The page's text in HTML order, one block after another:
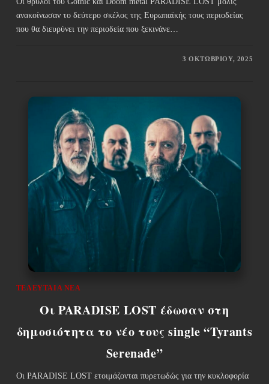
ανακοίνωσαν το δεύτερο σκέλος της Ευρωπαϊκής τους περιοδείας
που θα διευρύνει την περιοδεία που ξεκινάνε…
3 ΟΚΤΩΒΡΊΟΥ, 2025
ΤΕΛΕΥΤΑΊΑ ΝΈΑ
Οι PARADISE LOST έδωσαν στη
δημοσιότητα το νέο τους single “Tyrants
Serenade”
Οι PARADISE LOST ετοιμάζονται πυρετωδώς για την κυκλοφορία